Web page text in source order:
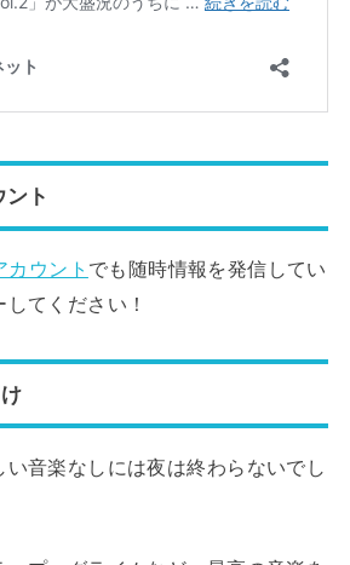
ト
カウント でも随時情報を発信してい
てください！
音楽なしには夜は終わらないでし